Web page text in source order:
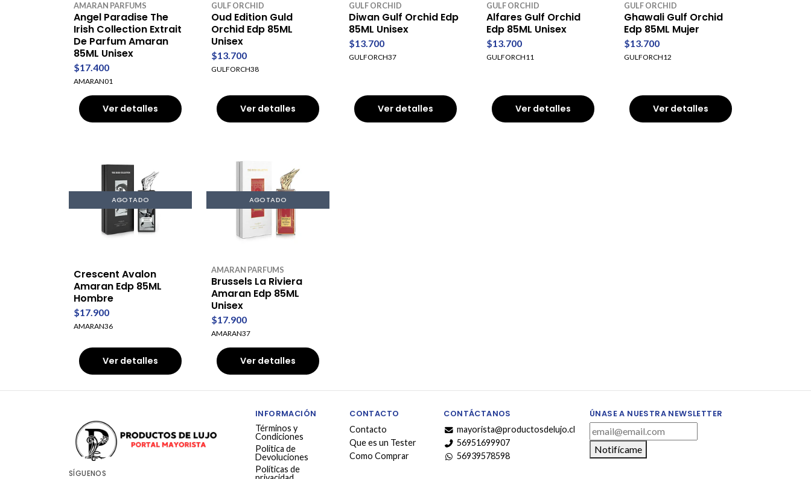
AMARAN PARFUMS
Angel Paradise The
Irish Collection Extrait
De Parfum Amaran
85ML Unisex
$17.400
AMARAN01
Ver detalles
GULF ORCHID
Oud Edition Guld
Orchid Edp 85ML
Unisex
$13.700
GULFORCH38
Ver detalles
GULF ORCHID
Diwan Gulf Orchid Edp
85ML Unisex
$13.700
GULFORCH37
Ver detalles
GULF ORCHID
Alfares Gulf Orchid
Edp 85ML Unisex
$13.700
GULFORCH11
Ver detalles
GULF ORCHID
Ghawali Gulf Orchid
Edp 85ML Mujer
$13.700
GULFORCH12
Ver detalles
AGOTADO
Crescent Avalon
Amaran Edp 85ML
Hombre
$17.900
AMARAN36
Ver detalles
AGOTADO
AMARAN PARFUMS
Brussels La Riviera
Amaran Edp 85ML
Unisex
$17.900
AMARAN37
Ver detalles
SÍGUENOS
INFORMACIÓN
Términos y
Condiciones
Politica de
Devoluciones
Políticas de
CONTACTO
Contacto
Que es un Tester
Como Comprar
CONTÁCTANOS
mayorista@productosdelujo.cl
56951699907
56939578598
ÚNASE A NUESTRA NEWSLETTER
Notifícame